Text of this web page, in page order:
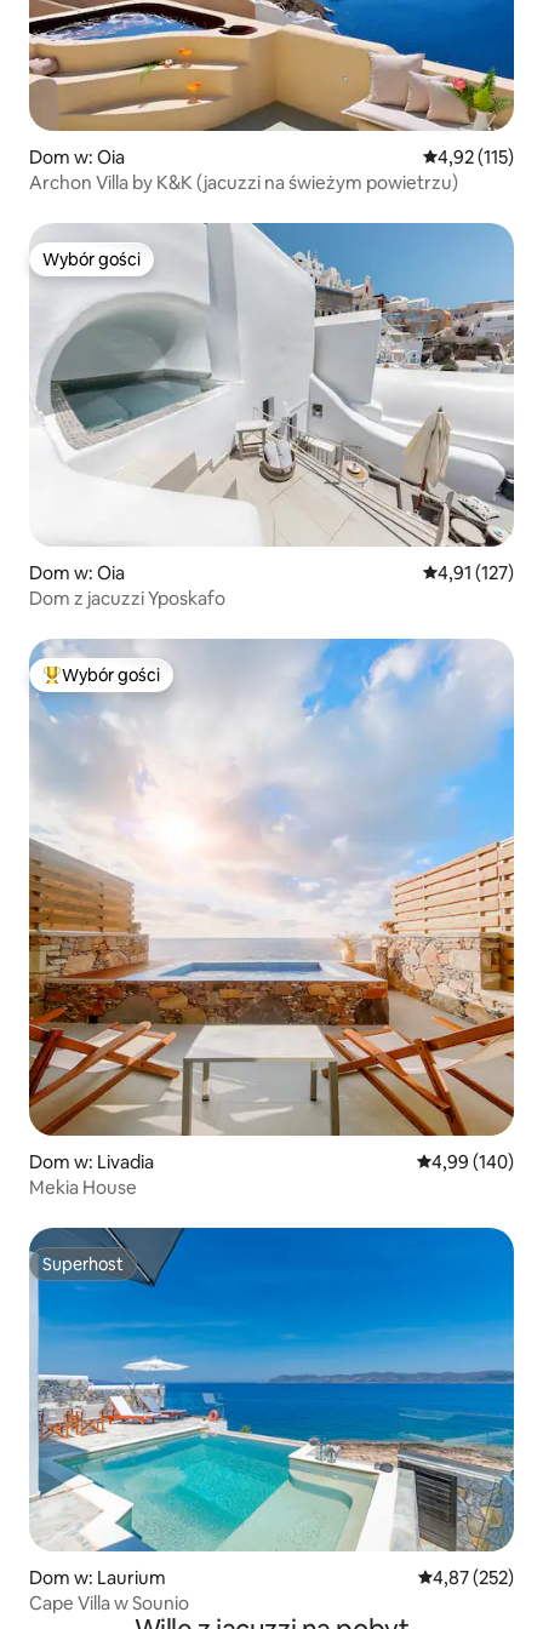
Dom w: Oia Średnia
4,92 (115)
Archon Villa by K&K (jacuzzi na świeżym powietrzu)
Wybór gości
Wybór gości
Dom w: Oia Średnia
4,91 (127)
Dom z jacuzzi Yposkafo
Najpopularniejsze z kategorii Wybór gości
Wybór gości
Dom w: Livadia Średnia
4,99 (140)
Mekia House
Superhost
Superhost
Dom w: Laurium Średnia
4,87 (252)
Cape Villa w Sounio